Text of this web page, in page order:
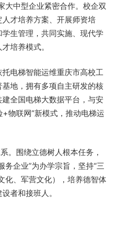
大中型企业紧密合作。校企双
人才培养方案、开展师资培
学生管理，共同实施、现代学
培养模式。
电梯智能运维重庆市高校工
地，拥有多项自主研发的核
全国电梯大数据平台，与安
物联网”新模式，推动电梯运
。围绕立德树人根本任务，
务企业”为办学宗旨，坚持“三
化、军营文化），培养德智体
者和接班人。